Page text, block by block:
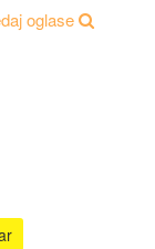
oglase